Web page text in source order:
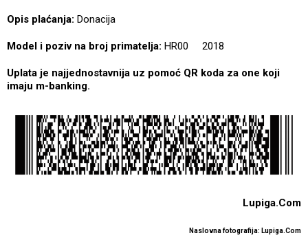
Opis plaćanja: Donacija
Model i poziv na broj primatelja: HR00 2018
Uplata je najjednostavnija uz pomoć QR koda za one koji
imaju m-banking.
Lupiga.Com
Naslovna fotografija: Lupiga.Com